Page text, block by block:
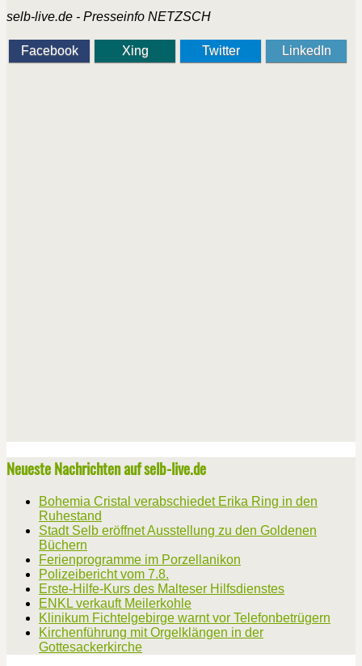
selb-live.de - Presseinfo NETZSCH
Facebook Xing Twitter LinkedIn
Neueste Nachrichten auf selb-live.de
Bohemia Cristal verabschiedet Erika Ring in den
Ruhestand
Stadt Selb eröffnet Ausstellung zu den Goldenen
Büchern
Ferienprogramme im Porzellanikon
Polizeibericht vom 7.8.
Erste-Hilfe-Kurs des Malteser Hilfsdienstes
ENKL verkauft Meilerkohle
Klinikum Fichtelgebirge warnt vor Telefonbetrügern
Kirchenführung mit Orgelklängen in der
Gottesackerkirche